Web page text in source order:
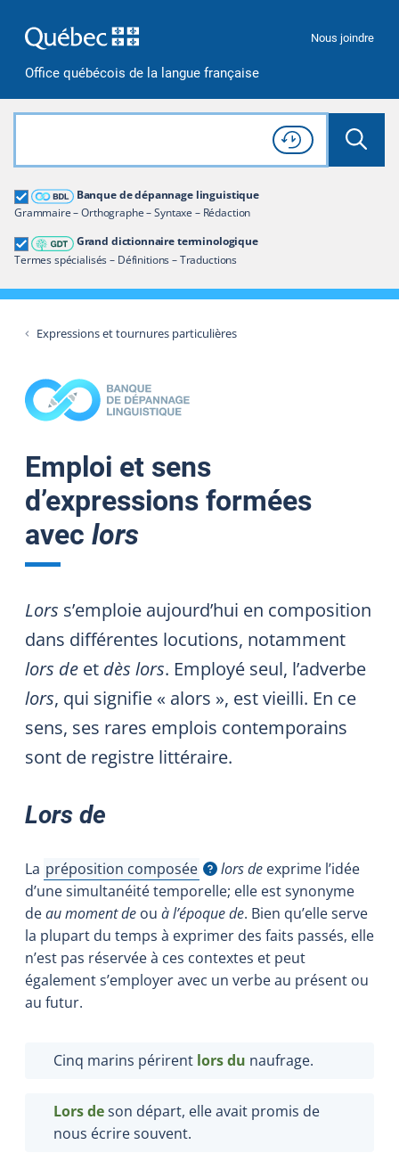
Office québécois de la langue française
Nous joindre
Rechercher dans tout le site
Lancer
Consulter l'
Historique
de recherche
Banque de dépannage linguistique
Grammaire – Orthographe – Syntaxe – Rédaction
Grand dictionnaire terminologique
Termes spécialisés – Définitions – Traductions
Grand dictionnaire terminologique
Restreindre aux termes
Expressions et tournures particulières
Emploi et sens
d’expressions formées
avec lors
Lors s’emploie aujourd’hui en composition
dans différentes locutions, notamment
lors de et dès lors. Employé seul, l’adverbe
lors, qui signifie « alors », est vieilli. En ce
sens, ses rares emplois contemporains
sont de registre littéraire.
Lors de
La préposition composée
Afficher l'infobulle lors de exprime l’idée
d’une simultanéité temporelle; elle est synonyme
deau moment de ou à l’époque de. Bien qu’elle serve
la plupart du temps à exprimer des faits passés, elle
n’est pas réservée à ces contextes et peut
également s’employer avec un verbe au présent ou
au futur.
Cinq marins périrent lors du naufrage.
Lors deson départ, elle avait promis de
nous écrire souvent.